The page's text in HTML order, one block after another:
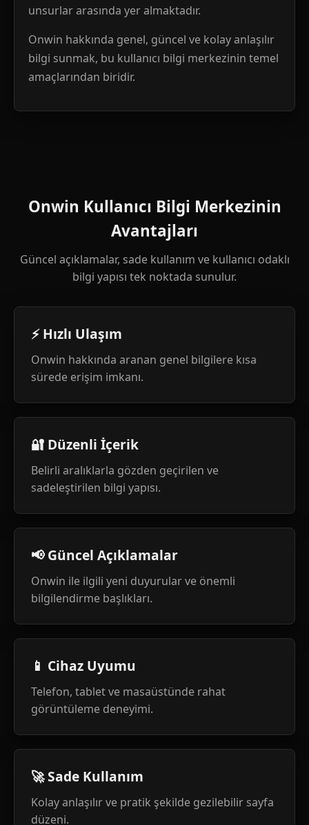
unsurlar arasında yer almaktadır.
Onwin hakkında genel, güncel ve kolay anlaşılır
bilgi sunmak, bu kullanıcı bilgi merkezinin temel
amaçlarından biridir.
Onwin Kullanıcı Bilgi Merkezinin
Avantajları
Güncel açıklamalar, sade kullanım ve kullanıcı odaklı
bilgi yapısı tek noktada sunulur.
⚡ Hızlı Ulaşım
Onwin hakkında aranan genel bilgilere kısa
sürede erişim imkanı.
🔐 Düzenli İçerik
Belirli aralıklarla gözden geçirilen ve
sadeleştirilen bilgi yapısı.
📢 Güncel Açıklamalar
Onwin ile ilgili yeni duyurular ve önemli
bilgilendirme başlıkları.
📱 Cihaz Uyumu
Telefon, tablet ve masaüstünde rahat
görüntüleme deneyimi.
🚀 Sade Kullanım
Kolay anlaşılır ve pratik şekilde gezilebilir sayfa
düzeni.